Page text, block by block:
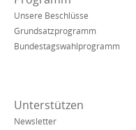
Huntestraße 23
26135 Oldenburg
E-Mail:Bezirk.Weser-
Netzwerken
Navigation
Unsere Beschlüsse
Grundsatzprogramm
Bundestagswahlprogramm
Unterstützen
Newsletter